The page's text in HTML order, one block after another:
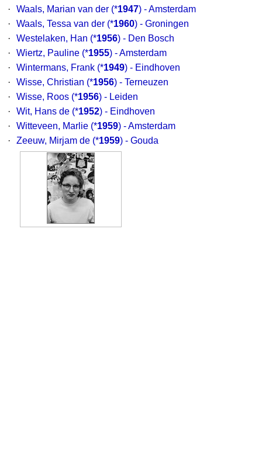
·
Waals, Marian van der (*1947) - Amsterdam
·
Waals, Tessa van der (*1960) - Groningen
·
Westelaken, Han (*1956) - Den Bosch
·
Wiertz, Pauline (*1955) - Amsterdam
·
Wintermans, Frank (*1949) - Eindhoven
·
Wisse, Christian (*1956) - Terneuzen
·
Wisse, Roos (*1956) - Leiden
·
Wit, Hans de (*1952) - Eindhoven
·
Witteveen, Marlie (*1959) - Amsterdam
·
Zeeuw, Mirjam de (*1959) - Gouda